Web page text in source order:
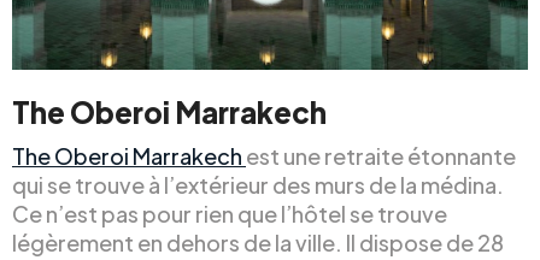
The Oberoi Marrakech
The Oberoi Marrakech est une retraite étonnante
qui se trouve à l’extérieur des murs de la médina.
Ce n’est pas pour rien que l’hôtel se trouve
légèrement en dehors de la ville. Il dispose de 28